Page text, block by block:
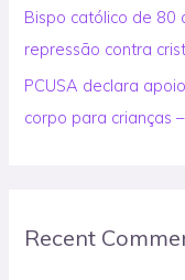
Bispo católico de 80
repressão contra
PCUSA declara
corpo para crianças
Recent